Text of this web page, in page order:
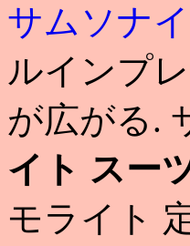
サムソナ
ルインプ
が広がる.
イト スー
モライト